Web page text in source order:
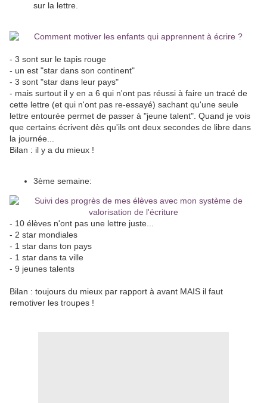
sur la lettre.
- 3 sont sur le tapis rouge
- un est "star dans son continent"
- 3 sont "star dans leur pays"
- mais surtout il y en a 6 qui n'ont pas réussi à faire un tracé de
cette lettre (et qui n'ont pas re-essayé) sachant qu'une seule
lettre entourée permet de passer à "jeune talent". Quand je vois
que certains écrivent dès qu'ils ont deux secondes de libre dans
la journée...
Bilan : il y a du mieux !
3ème semaine:
- 10 élèves n'ont pas une lettre juste...
- 2 star mondiales
- 1 star dans ton pays
- 1 star dans ta ville
- 9 jeunes talents
Bilan : toujours du mieux par rapport à avant MAIS il faut
remotiver les troupes !